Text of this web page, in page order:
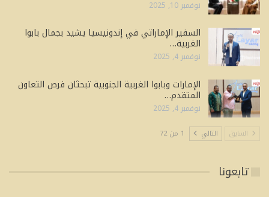
نوفمبر 10, 2025
السفير الإماراتي في إندونيسيا يشيد بجمال بابوا
الغربية…
نوفمبر 4, 2025
الإمارات وبابوا الغربية الجنوبية تبحثان فرص التعاون
المتقدم…
نوفمبر 4, 2025
السابق التالي 1 من 72
تابعونا